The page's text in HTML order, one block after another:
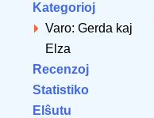
Kategorioj
Varo: Gerda kaj
Elza
Recenzoj
Statistiko
Elŝutu